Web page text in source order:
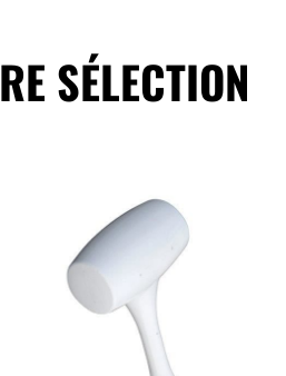
SÉLECTION
ajouter au panier